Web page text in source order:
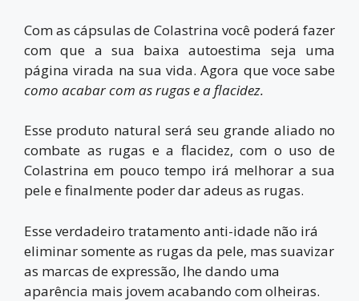
Com as cápsulas de Colastrina você poderá fazer
com que a sua baixa autoestima seja uma
página virada na sua vida. Agora que voce sabe
como acabar com as rugas e a flacidez.
Esse produto natural será seu grande aliado no
combate as rugas e a flacidez, com o uso de
Colastrina em pouco tempo irá melhorar a sua
pele e finalmente poder dar adeus as rugas.
Esse verdadeiro tratamento anti-idade não irá
eliminar somente as rugas da pele, mas suavizar
as marcas de expressão, lhe dando uma
aparência mais jovem acabando com olheiras.